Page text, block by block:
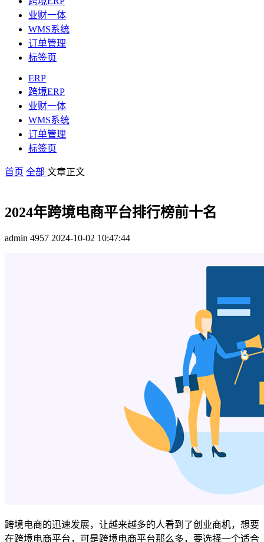
业财一体
WMS系统
订单管理
标签页
ERP
跨境ERP
业财一体
WMS系统
订单管理
标签页
首页 全部 文章正文
2024年跨境电商平台排行榜前十名
admin 4957 2024-10-02 10:47:44
跨境电商的迅速发展，让越来越多的人看到了创业商机，想要
在跨境电商平台，可是跨境电商平台那么多，要选择一个适合